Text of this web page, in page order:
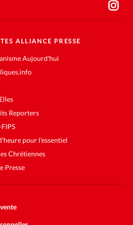
ALLIANCE PRESSE
Aujourd'hui
Reporters
pour l'essentiel
Chrétiennes
Presse